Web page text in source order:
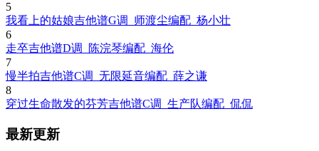
5
我看上的姑娘吉他谱G调_师渡尘编配_杨小壮
6
走卒吉他谱D调_陈浣琴编配_海伦
7
慢半拍吉他谱C调_无限延音编配_薛之谦
8
穿过生命散发的芬芳吉他谱C调_生产队编配_侃侃
最新更新